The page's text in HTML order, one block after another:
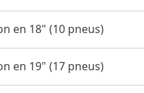
en 18" (10 pneus)
en 19" (17 pneus)